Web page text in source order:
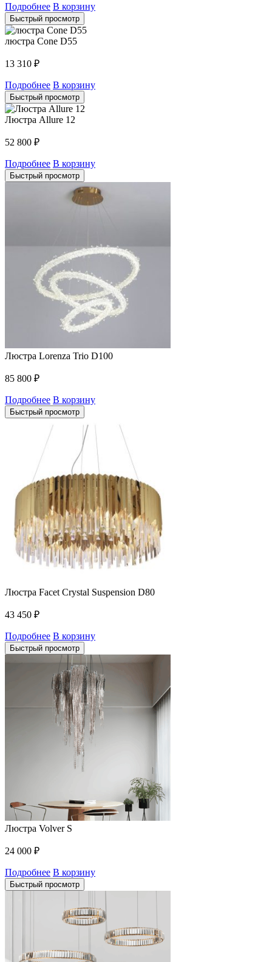
Подробнее В корзину
Быстрый просмотр
люстра Cone D55
13 310 ₽
Подробнее В корзину
Быстрый просмотр
Люстра Allure 12
52 800 ₽
Подробнее В корзину
Быстрый просмотр
Люстра Lorenza Trio D100
85 800 ₽
Подробнее В корзину
Быстрый просмотр
Люстра Facet Crystal Suspension D80
43 450 ₽
Подробнее В корзину
Быстрый просмотр
Люстра Volver S
24 000 ₽
Подробнее В корзину
Быстрый просмотр